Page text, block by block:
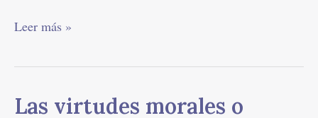
Leer más »
Las virtudes morales o
Las